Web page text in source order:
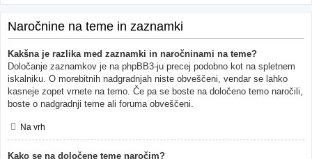
Naročnine na teme in zaznamki
Kakšna je razlika med zaznamki in naročninami na teme?
Določanje zaznamkov je na phpBB3-ju precej podobno kot na spletnem
iskalniku. O morebitnih nadgradnjah niste obveščeni, vendar se lahko
kasneje zopet vrnete na temo. Če pa se boste na določeno temo naročili,
boste o nadgradnji teme ali foruma obveščeni.
Na vrh
Kako se na določene teme naročim?